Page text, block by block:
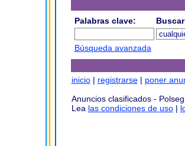
Palabras clave:
Búsqueda avanzada
inicio| registrarse| poner
Anuncios clasificados -
Lea las condiciones de uso|